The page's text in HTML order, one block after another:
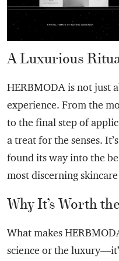
A Luxurious
HERBMODA is not just
experience. From the
to the final step of
a treat for the senses.
found its way into the
most discerning
Why It’s Worth
What makes
science or the